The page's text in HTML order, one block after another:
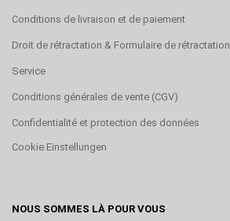
Conditions de livraison et de paiement
Droit de rétractation & Formulaire de rétractation
Service
Conditions générales de vente (CGV)
Confidentialité et protection des données
Cookie Einstellungen
NOUS SOMMES LÀ POUR VOUS